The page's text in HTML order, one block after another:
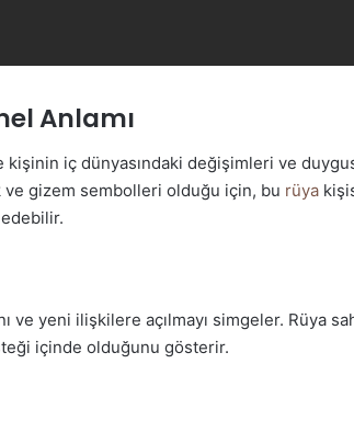
Anlamı
kişinin iç dünyasındaki değişimleri ve
ve gizem sembolleri olduğu için, bu rüya
ve yeni ilişkilere açılmayı simgeler. Rüya
içinde olduğunu gösterir.